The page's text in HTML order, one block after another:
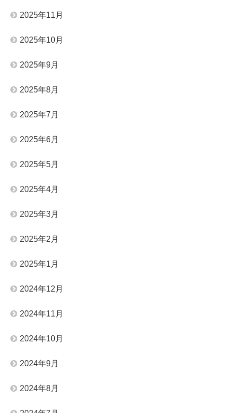
2025年11月
2025年10月
2025年9月
2025年8月
2025年7月
2025年6月
2025年5月
2025年4月
2025年3月
2025年2月
2025年1月
2024年12月
2024年11月
2024年10月
2024年9月
2024年8月